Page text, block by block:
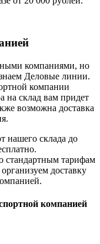
компаниями, но
Деловые линии.
компании
на склад вам придет
возможна доставка
нашего склада до
стандартным тарифам
доставку
компанией